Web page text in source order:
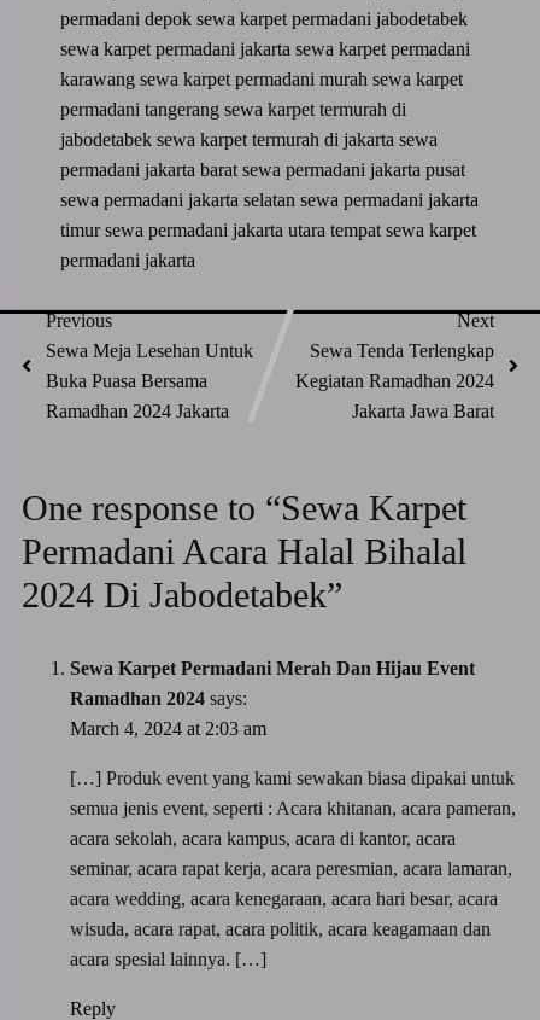
permadani depoksewa karpet permadani jabodetabek
sewa karpet permadani jakartasewa karpet permadani
karawangsewa karpet permadani murahsewa karpet
permadani tangerangsewa karpet termurah di
jabodetabeksewa karpet termurah di jakartasewa
permadani jakarta baratsewa permadani jakarta pusat
sewa permadani jakarta selatansewa permadani jakarta
timursewa permadani jakarta utaratempat sewa karpet
permadani jakarta
Previous
Sewa Meja Lesehan Untuk
Buka Puasa Bersama
Ramadhan 2024 Jakarta
Next
Sewa Tenda Terlengkap
Kegiatan Ramadhan 2024
Jakarta Jawa Barat
One response to “Sewa Karpet
Permadani Acara Halal Bihalal
2024 Di Jabodetabek”
Sewa Karpet Permadani Merah Dan Hijau Event
Ramadhan 2024 says:
March 4, 2024 at 2:03 am
[…] Produk event yang kami sewakan biasa dipakai untuk
semua jenis event, seperti : Acara khitanan, acara pameran,
acara sekolah, acara kampus, acara di kantor, acara
seminar, acara rapat kerja, acara peresmian, acara lamaran,
acara wedding, acara kenegaraan, acara hari besar, acara
wisuda, acara rapat, acara politik, acara keagamaan dan
acara spesial lainnya. […]
Reply